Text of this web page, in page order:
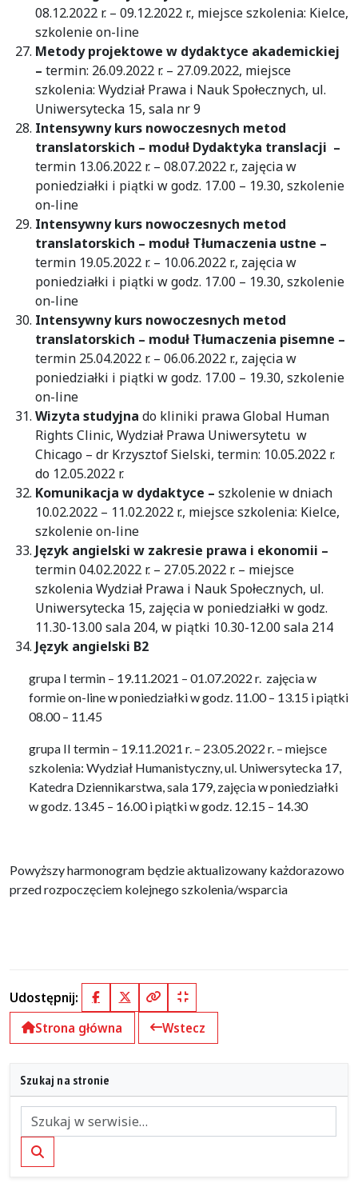
08.12.2022 r. – 09.12.2022 r., miejsce szkolenia: Kielce,
szkolenie on-line
Metody projektowe w dydaktyce akademickiej
– termin: 26.09.2022 r. – 27.09.2022, miejsce
szkolenia: Wydział Prawa i Nauk Społecznych, ul.
Uniwersytecka 15, sala nr 9
Intensywny kurs nowoczesnych metod
translatorskich – moduł Dydaktyka translacji –
termin 13.06.2022 r. – 08.07.2022 r., zajęcia w
poniedziałki i piątki w godz. 17.00 – 19.30, szkolenie
on-line
Intensywny kurs nowoczesnych metod
translatorskich – moduł Tłumaczenia ustne –
termin 19.05.2022 r. – 10.06.2022 r., zajęcia w
poniedziałki i piątki w godz. 17.00 – 19.30, szkolenie
on-line
Intensywny kurs nowoczesnych metod
translatorskich – moduł Tłumaczenia pisemne –
termin 25.04.2022 r. – 06.06.2022 r., zajęcia w
poniedziałki i piątki w godz. 17.00 – 19.30, szkolenie
on-line
Wizyta studyjna do kliniki prawa Global Human
Rights Clinic, Wydział Prawa Uniwersytetu w
Chicago – dr Krzysztof Sielski, termin: 10.05.2022 r.
do 12.05.2022 r.
Komunikacja w dydaktyce – szkolenie w dniach
10.02.2022 – 11.02.2022 r., miejsce szkolenia: Kielce,
szkolenie on-line
Język angielski w zakresie prawa i ekonomii –
termin 04.02.2022 r. – 27.05.2022 r. – miejsce
szkolenia Wydział Prawa i Nauk Społecznych, ul.
Uniwersytecka 15, zajęcia w poniedziałki w godz.
11.30-13.00 sala 204, w piątki 10.30-12.00 sala 214
Język angielski B2
grupa I termin – 19.11.2021 – 01.07.2022 r. zajęcia w
formie on-line w poniedziałki w godz. 11.00 – 13.15 i piątki
08.00 – 11.45
grupa II termin – 19.11.2021 r. – 23.05.2022 r. – miejsce
szkolenia: Wydział Humanistyczny, ul. Uniwersytecka 17,
Katedra Dziennikarstwa, sala 179, zajęcia w poniedziałki
w godz. 13.45 – 16.00 i piątki w godz. 12.15 – 14.30
Powyższy harmonogram będzie aktualizowany każdorazowo
przed rozpoczęciem kolejnego szkolenia/wsparcia
Udostępnij: FacebookX (Twitter)
Kopiuj pełny link
Kopiuj krótki link
Strona główna
Wstecz
Szukaj na stronie
Szukaj